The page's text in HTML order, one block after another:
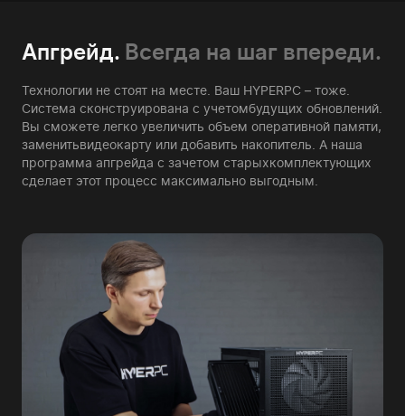
Апгрейд. Всегда на шаг впереди.
Технологии не стоят на месте. Ваш HYPERPC – тоже.
Система сконструирована с учетомбудущих обновлений.
Вы сможете легко увеличить объем оперативной памяти,
заменитьвидеокарту или добавить накопитель. А наша
программа апгрейда с зачетом старыхкомплектующих
сделает этот процесс максимально выгодным.